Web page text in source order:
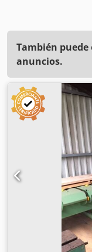
También
anuncios.